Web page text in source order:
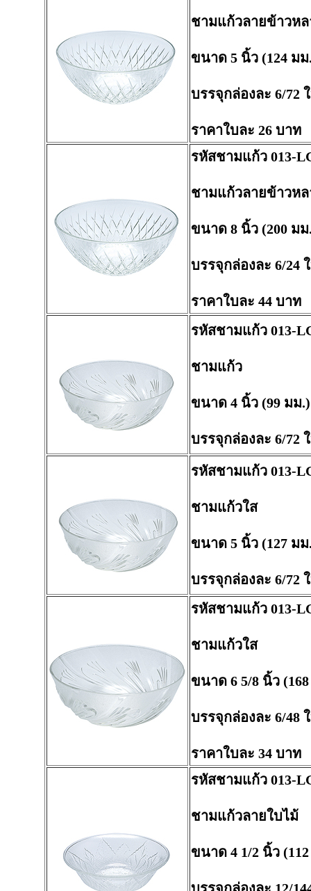
ชามแก้วลายข้าวห
ขนาด 5 นิ้ว (124 ม
บรรจุกล่องละ 6/72
ราคาใบละ 26 บาท
รหัสชามแก้ว 013-
ชามแก้วลายข้าวห
ขนาด 8 นิ้ว (200 ม
บรรจุกล่องละ 6/24
ราคาใบละ 44 บาท
รหัสชามแก้ว 013-
ชามแก้ว
ขนาด 4 นิ้ว (99 มม.)
บรรจุกล่องละ 6/72
รหัสชามแก้ว 013-
ชามแก้วใส
ขนาด 5 นิ้ว (127 ม
บรรจุกล่องละ 6/72
รหัสชามแก้ว 013-
ชามแก้วใส
ขนาด 6 5/8 นิ้ว
บรรจุกล่องละ 6/48
ราคาใบละ 34 บาท
รหัสชามแก้ว 013-
ชามแก้วลายใบไม้
ขนาด 4 1/2 นิ้ว